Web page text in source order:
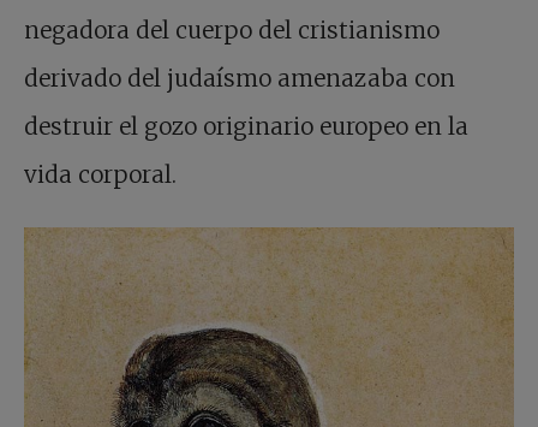
negadora del cuerpo del cristianismo
derivado del judaísmo amenazaba con
destruir el gozo originario europeo en la
vida corporal.